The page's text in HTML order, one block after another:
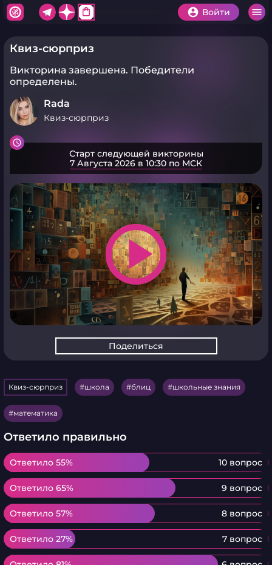
shopping_bag Войти
Квиз-сюрприз
Викторина завершена. Победители
определены.
Rada
Квиз-сюрприз
Старт следующей викторины
7 Августа 2026 в 10:30 по МСК
play_arrow
Поделиться
Квиз-сюрприз школа блиц школьные знания
математика
Ответило правильно
Ответило 55% 10 вопрос
Ответило 55%
Ответило 65% 9 вопрос
Ответило 65%
Ответило 57% 8 вопрос
Ответило 57%
Ответило 27% 7 вопрос
Ответило 27%